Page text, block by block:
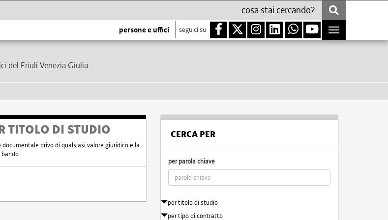
persone e uffici seguici su
Toggle
navigation
del Friuli Venezia Giulia
TITOLO DI STUDIO
privo di qualsiasi valore giuridico e la
CERCA PER
per parola chiave
per titolo di studio
per tipo di contratto